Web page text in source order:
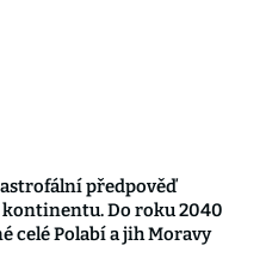
předpověď
Do roku 2040
celé Polabí a jih Moravy